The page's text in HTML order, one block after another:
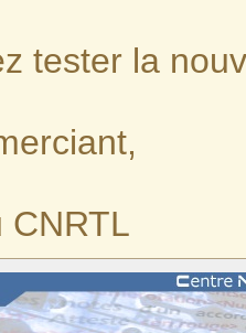
tester la
CNRTL